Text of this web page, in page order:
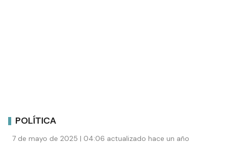
POLÍTICA
7 de mayo de 2025 | 04:06 actualizado hace un año